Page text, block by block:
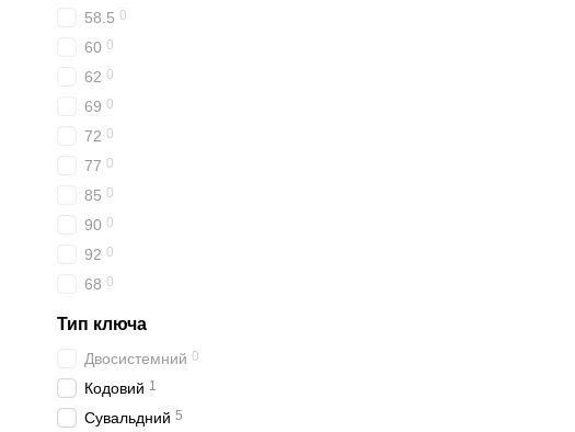
58.5 0
60 0
62 0
69 0
72 0
77 0
85 0
90 0
92 0
68 0
Тип ключа
Двосистемний 0
Кодовий 1
Сувальдний 5